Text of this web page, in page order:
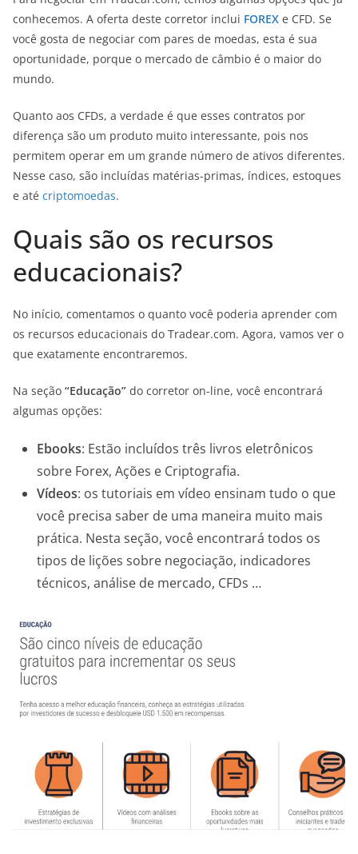
conhecemos. A oferta deste corretor inclui FOREX e CFD. Se
você gosta de negociar com pares de moedas, esta é sua
oportunidade, porque o mercado de câmbio é o maior do
mundo.
Quanto aos CFDs, a verdade é que esses contratos por
diferença são um produto muito interessante, pois nos
permitem operar em um grande número de ativos diferentes.
Nesse caso, são incluídas matérias-primas, índices, estoques
e até criptomoedas.
Quais são os recursos
educacionais?
No início, comentamos o quanto você poderia aprender com
os recursos educacionais do Tradear.com. Agora, vamos ver o
que exatamente encontraremos.
Na seção “Educação” do corretor on-line, você encontrará
algumas opções:
Ebooks: Estão incluídos três livros eletrônicos
sobre Forex, Ações e Criptografia.
Vídeos: os tutoriais em vídeo ensinam tudo o que
você precisa saber de uma maneira muito mais
prática. Nesta seção, você encontrará todos os
tipos de lições sobre negociação, indicadores
técnicos, análise de mercado, CFDs …